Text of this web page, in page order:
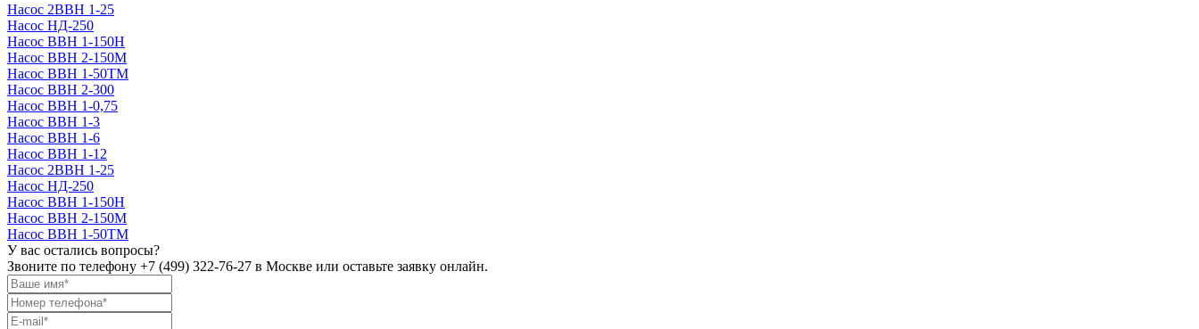
Насос 2ВВН 1-25
Насос НД-250
Насос ВВН 1-150Н
Насос ВВН 2-150М
Насос ВВН 1-50ТМ
Насос ВВН 2-300
Насос ВВН 1-0,75
Насос ВВН 1-3
Насос ВВН 1-6
Насос ВВН 1-12
Насос 2ВВН 1-25
Насос НД-250
Насос ВВН 1-150Н
Насос ВВН 2-150М
Насос ВВН 1-50ТМ
У вас остались вопросы?
Звоните по телефону +7 (499) 322-76-27 в Москве или оставьте заявку онлайн.